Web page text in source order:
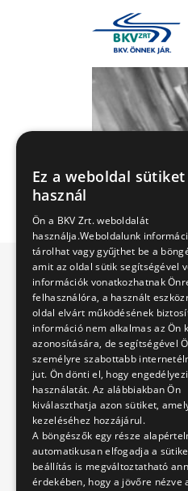
Az őszi
A BKV
Ez a weboldal sütiket
használ
Ön a BKV Zrt. weboldalát
használja.Weboldalunk
tárolhat vagy gyűjthet be a
amit az oldal sütik segítségével
információk vonatkozhatnak
felhasználóra, a használt
oldal elvárt működésének
információ nem alkalmas az Ön
azonosítására, de segítségével
személyre szabottabb
jut. Ön dönti el, hogy
használatát. Az alábbiakban Ön
kiválaszthatja azon sütiket,
kezeléséhez hozzájárul.
A böngészők egy része
automatikusan elfogadja a
beállítás is megváltoztatható
érdekében, hogy a jövőre nézve